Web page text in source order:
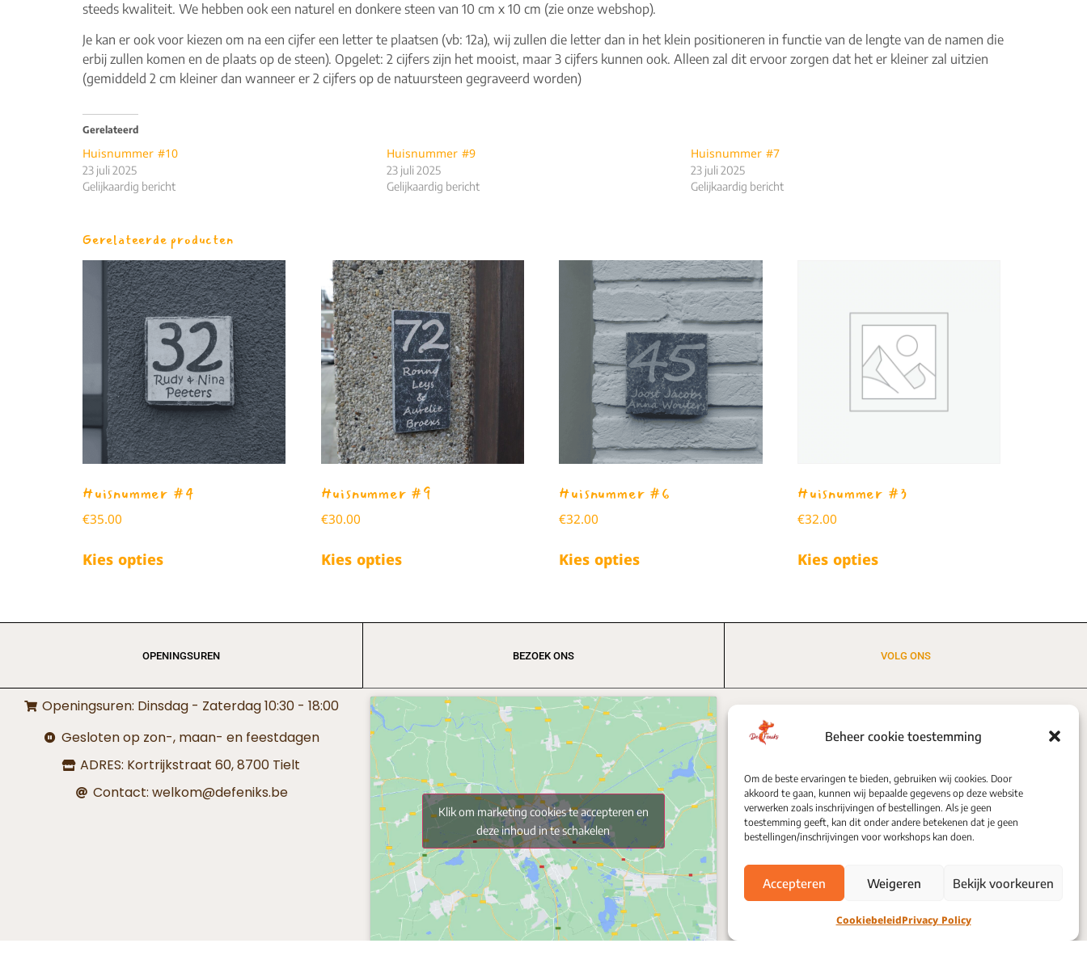
Beheer cookie toestemming
Om de beste ervaringen te bieden, gebruiken wij cookies. Door
akkoord te gaan, kunnen wij bepaalde gegevens op deze website
verwerken zoals inschrijvingen of bestellingen. Als je geen
toestemming geeft, kan dit onder andere betekenen dat je geen
bestellingen/inschrijvingen voor workshops kan doen.
Accepteren Weigeren Bekijk voorkeuren
CookiebeleidPrivacy Policy
steeds kwaliteit. We hebben ook een naturel en donkere steen van 10 cm x 10 cm (zie onze webshop).
Je kan er ook voor kiezen om na een cijfer een letter te plaatsen (vb: 12a), wij zullen die letter dan in het klein positioneren in functie van de lengte van de namen die
erbij zullen komen en de plaats op de steen). Opgelet: 2 cijfers zijn het mooist, maar 3 cijfers kunnen ook. Alleen zal dit ervoor zorgen dat het er kleiner zal uitzien
(gemiddeld 2 cm kleiner dan wanneer er 2 cijfers op de natuursteen gegraveerd worden)
Gerelateerd
Huisnummer #10
23 juli 2025
Gelijkaardig bericht
Huisnummer #9
23 juli 2025
Gelijkaardig bericht
Huisnummer #7
23 juli 2025
Gelijkaardig bericht
Gerelateerde producten
Huisnummer #4
€35.00
Kies opties
Huisnummer #9
€30.00
Kies opties
Huisnummer #6
€32.00
Kies opties
Huisnummer #3
€32.00
Kies opties
OPENINGSUREN
Openingsuren: Dinsdag - Zaterdag 10:30 - 18:00
Gesloten op zon-, maan- en feestdagen
ADRES: Kortrijkstraat 60, 8700 Tielt
Contact: welkom@defeniks.be
BEZOEK ONS
Klik om marketing cookies te accepteren en
deze inhoud in te schakelen
VOLG ONS